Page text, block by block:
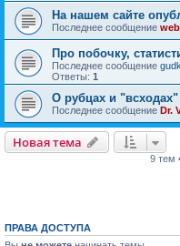
На нашем сайте
Последнее сообщение
Про побочку,
Последнее сообщение
Ответы: 1
О рубцах и "всходах"
Последнее сообщение Dr.
Новая тема
9 тем
ПРАВА ДОСТУПА